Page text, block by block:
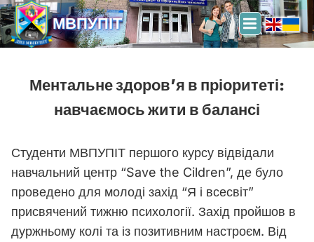
МВПУПІТ
Ментальне здоров’я в пріоритеті:
навчаємось жити в балансі
Студенти МВПУПІТ першого курсу відвідали
навчальний центр “Save the Cildren”, де було
проведено для молоді захід “Я і всесвіт”
присвячений тижню психології. Захід пройшов в
дуржньому колі та із позитивним настроєм. Від